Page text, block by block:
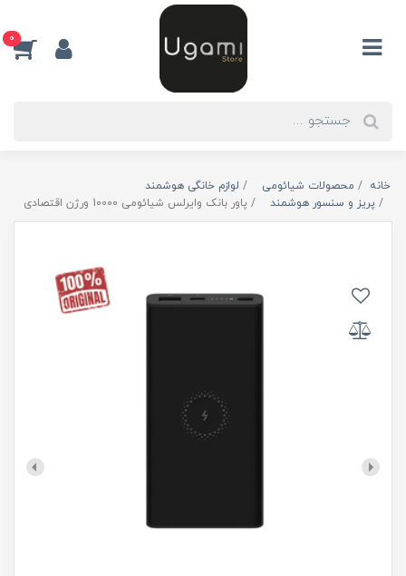
0
خانه محصولات شیائومی
لوازم خانگی هوشمند
پریز و سنسور هوشمند
پاور بانک وایرلس شیائومی 10000 ورژن اقتصادی